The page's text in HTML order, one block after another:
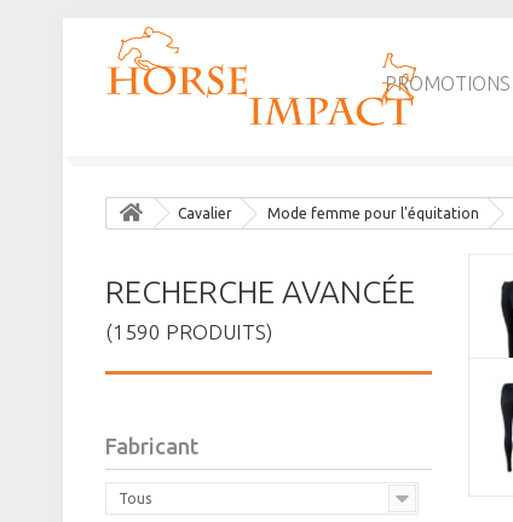
PROMOTIONS
Cavalier Mode femme pour l'équitation
RECHERCHE AVANCÉE
(1590 PRODUITS)
Fabricant
Tous